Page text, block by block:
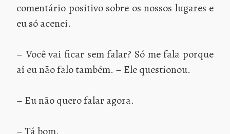
comentário positivo sobre os nossos lugares e
eu só acenei.
– Você vai ficar sem falar? Só me fala porque
aí eu não falo também. – Ele questionou.
– Eu não quero falar agora.
– Tá bom.